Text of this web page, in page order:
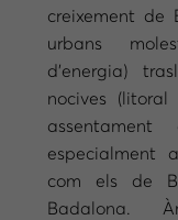
creixement de
urbans
d’energia)
nocives
especialment
com els de
Badalona.